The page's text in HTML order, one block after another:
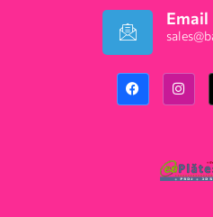
Email